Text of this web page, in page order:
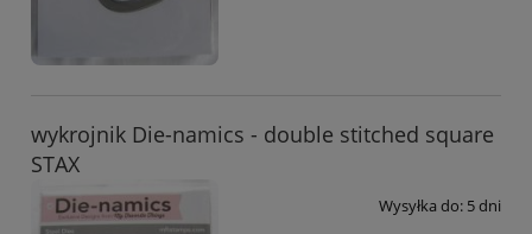
wykrojnik Die-namics - double stitched square
STAX
Wysyłka do: 5 dni